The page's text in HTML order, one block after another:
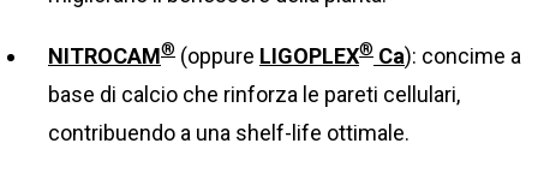
NITROCAM® (oppure LIGOPLEX® Ca): concime a
base di calcio che rinforza le pareti cellulari,
contribuendo a una shelf-life ottimale.